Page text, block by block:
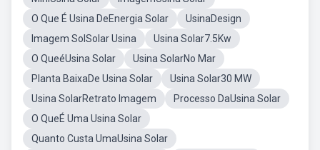
O Que É Usina DeEnergia Solar
UsinaDesign
Imagem SolSolar Usina
Usina Solar7.5Kw
O QueéUsina Solar
Usina SolarNo Mar
Planta BaixaDe Usina Solar
Usina Solar30 MW
Usina SolarRetrato Imagem
Processo DaUsina Solar
O QueÉ Uma Usina Solar
Quanto Custa UmaUsina Solar